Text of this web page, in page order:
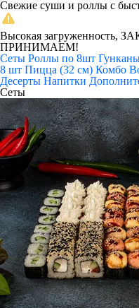
Свежие суши и роллы с
Высокая
ПРИНИМАЕМ!
Сеты Роллы по 8шт
8 шт Пицца (32 см) Комбо
Десерты Напитки
Сеты